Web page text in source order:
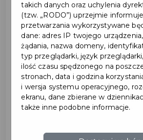
takich danych oraz uchylenia
(tzw. „RODO”) uprzejmie
przetwarzania wykorzystywane
dane: adres IP twojego
żądania, nazwa domeny,
typ przeglądarki, język
ilość czasu spędzonego na
stronach, data i godzina
i wersja systemu operacyjnego,
ekranu, dane zbierane w
także inne podobne informacje.